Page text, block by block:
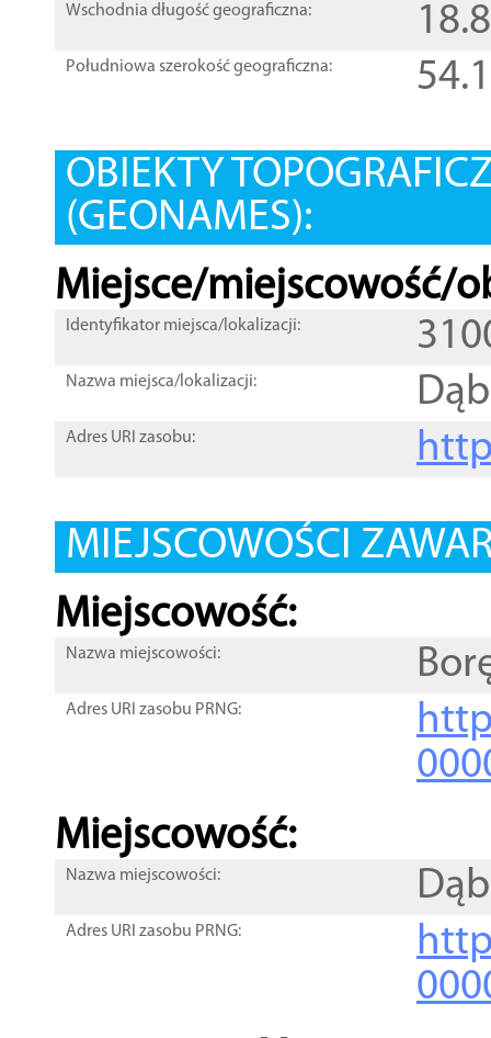
Wschodnia długość geograficzna:
Południowa szerokość geograficzna:
OBIEKTY
(GEONAMES):
Miejsce/miejscowość/
Identyfikator miejsca/lokalizacji:
Nazwa miejsca/lokalizacji:
Adres URI zasobu:
MIEJSCOWOŚCI
Miejscowość:
Nazwa miejscowości:
Adres URI zasobu PRNG:
Miejscowość:
Nazwa miejscowości:
Adres URI zasobu PRNG: